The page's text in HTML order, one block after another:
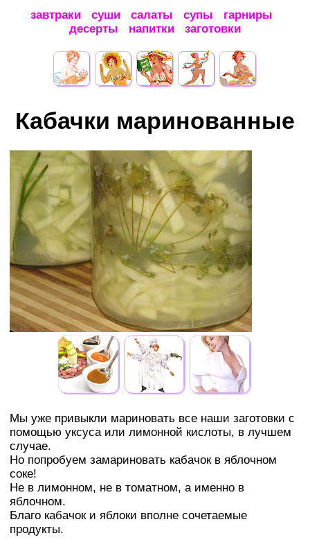
завтраки суши салаты супы
гарниры
десерты
напитки заготовки
Кабачки маринованные
Мы уже привыкли мариновать все наши заготовки с
помощью уксуса или лимонной кислоты, в лучшем
случае.
Но попробуем замариновать кабачок в яблочном
соке!
Не в лимонном, не в томатном, а именно в
яблочном.
Благо кабачок и яблоки вполне сочетаемые
продукты.